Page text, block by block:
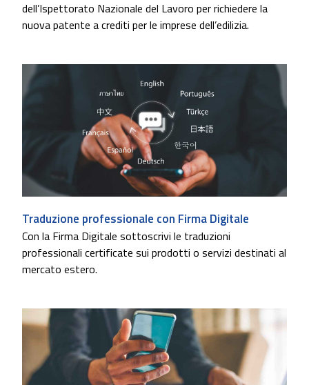
dell’Ispettorato Nazionale del Lavoro per richiedere la
nuova patente a crediti per le imprese dell’edilizia.
Traduzione professionale con Firma Digitale
Con la Firma Digitale sottoscrivi le traduzioni
professionali certificate sui prodotti o servizi destinati al
mercato estero.